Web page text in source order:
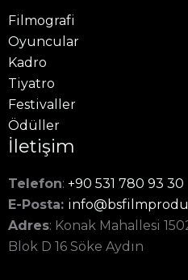
Filmografi
Oyuncular
Kadro
Tiyatro
Festivaller
Ödüller
İletişim
Telefon: +90 531 780 93 30
E-Posta:
Adres: Konak Mahallesi
Blok D 16 Söke Aydın